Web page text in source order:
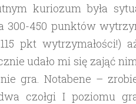
kuriozum była
300-450 punktów
pkt
udało mi się zająć
gra. Notabene –
czołgi I poziomu